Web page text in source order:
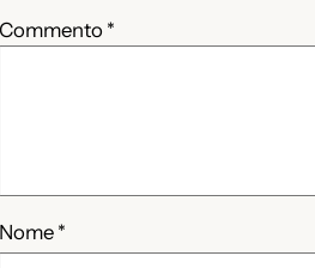
Commento *
Nome *